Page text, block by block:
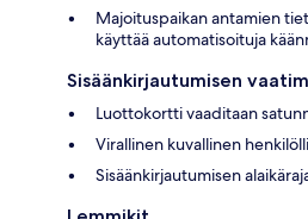
Majoituspaikan antamien
käyttää automatisoituja
Sisäänkirjautumisen
Luottokortti vaaditaan
Virallinen kuvallinen
Sisäänkirjautumisen